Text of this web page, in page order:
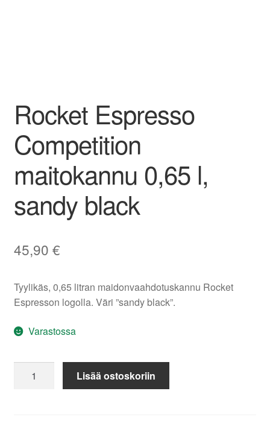
Rocket Espresso
Competition
maitokannu 0,65 l,
sandy black
45,90 €
Tyylikäs, 0,65 litran maidonvaahdotuskannu Rocket
Espresson logolla. Väri ”sandy black”.
Varastossa
Espresso
Lisää ostoskoriin